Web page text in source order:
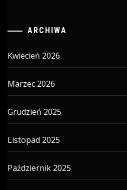
ARCHIWA
Kwiecień 2026
Marzec 2026
Grudzień 2025
Listopad 2025
Październik 2025